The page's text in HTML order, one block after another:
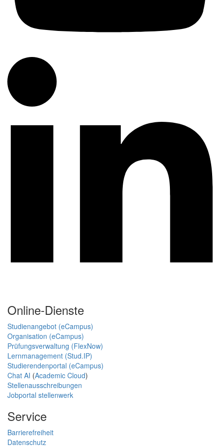
Online-Dienste
Studienangebot (eCampus)
Organisation (eCampus)
Prüfungsverwaltung (FlexNow)
Lernmanagement (Stud.IP)
Studierendenportal (eCampus)
Chat AI (Academic Cloud)
Stellenausschreibungen
Jobportal stellenwerk
Service
Barrierefreiheit
Datenschutz